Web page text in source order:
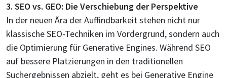
3. SEO vs. GEO: Die Verschiebung der Perspektive
In der neuen Ära der Auffindbarkeit stehen nicht nur
klassische SEO-Techniken im Vordergrund, sondern auch
die Optimierung für Generative Engines. Während SEO
auf bessere Platzierungen in den traditionellen
Suchergebnissen abzielt, geht es bei Generative Engine